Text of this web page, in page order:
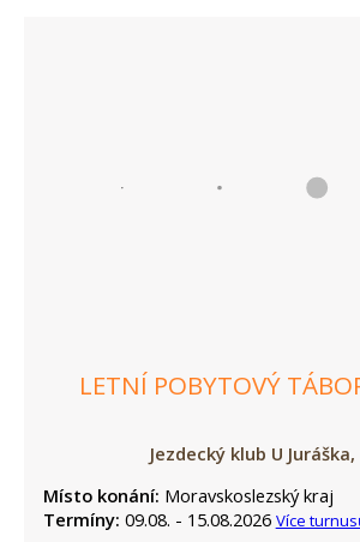
LETNÍ POBYTOVÝ
Jezdecký klub U Juráška,
Místo konání: Moravskoslezský kraj
Termíny: 09.08. - 15.08.2026 Více